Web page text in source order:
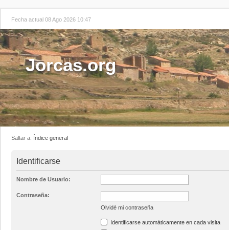
Fecha actual 08 Ago 2026 10:47
Jorcas.org
Saltar a: Índice general
Identificarse
Nombre de Usuario:
Contraseña:
Olvidé mi contraseña
Identificarse automáticamente en cada visita